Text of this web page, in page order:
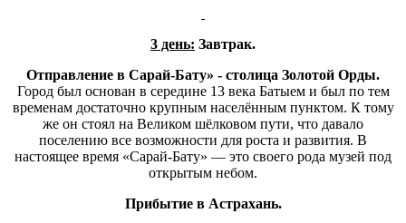
3 день: Завтрак.
Отправление в Сарай-Бату» - столица Золотой Орды.
Город был основан в середине 13 века Батыем и был по тем
временам достаточно крупным населённым пунктом. К тому
же он стоял на Великом шёлковом пути, что давало
поселению все возможности для роста и развития. В
настоящее время «Сарай-Бату» — это своего рода музей под
открытым небом.
Прибытие в Астрахань.